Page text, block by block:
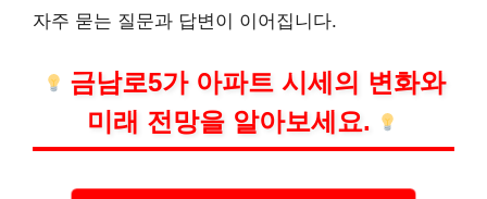
자주 묻는 질문과 답변이 이어집니다.
금남로5가 아파트 시세의 변화와
미래 전망을 알아보세요.